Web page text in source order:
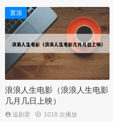
置顶
浪浪人生电影（浪浪人生电影
几月几日上映）
追剧君 1018 次播放